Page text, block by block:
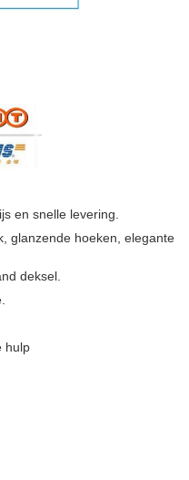
en snelle levering.
glanzende hoeken, elegante
deksel.
hulp